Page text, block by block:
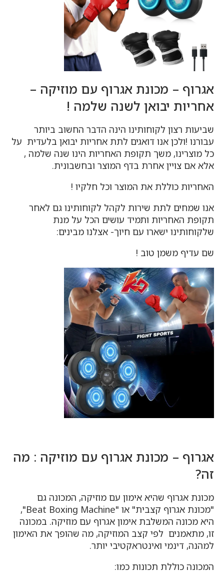
אגרוף – מכונת אגרוף עם מוזיקה –
אחריות יבואן לשנה שלמה !
שביעות רצון לקוחותינו הינה הדבר החשוב ביותר
עבורנו !ולכן אנו דואגים לתת אחריות יבואן בלעדית על
כל מוצרינו, משך תקופת האחריות הינו שנה שלמה ,
אלא אם צויין אחרת בדף המוצר ובחשבונית.
האחריות כוללת את המוצר וכל חלקיו !
אנו שמחים לתת שירות לקהל לקוחותינו גם לאחר
תקופת האחריות ותמיד עושים הכל על מנת
שלקוחותינו ישארו עם חיוך- אצלנו מבינים:
שם עדיף משמן טוב !
אגרוף – מכונת אגרוף עם מוזיקה : מה
זה?
מכונת אגרוף שהיא אימון עם מוזיקה, המכונה גם
"מכונת אגרוף קצבית" או "Beat Boxing Machine",
היא מכונה המשלבת אימון אגרוף עם מוזיקה. במכונה
זו, מתאמנים לפי קצב המוזיקה, מה שהופך את האימון
למהנה, דינמי ואינטראקטיבי יותר.
המכונה כוללת תכונות כמו: